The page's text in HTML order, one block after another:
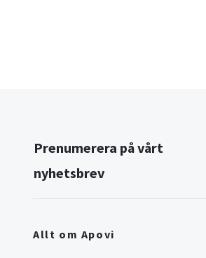
Prenumerera på vårt
nyhetsbrev
Allt om Apovi